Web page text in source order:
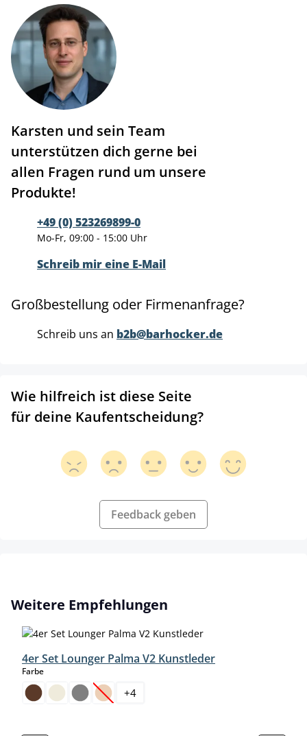
Karsten und sein Team
unterstützen dich gerne bei
allen Fragen rund um unsere
Produkte!
+49 (0) 523269899-0
Mo-Fr, 09:00 - 15:00 Uhr
Schreib mir eine E-Mail
Großbestellung oder Firmenanfrage?
Schreib uns an b2b@barhocker.de
Wie hilfreich ist diese Seite
für deine Kaufentscheidung?
Feedback geben
Produktgalerie überspringen
Weitere Empfehlungen
4er Set Lounger Palma V2 Kunstleder
Farbeauswählen
(Diese Option ist zurzeit nicht verfügbar.)
+4